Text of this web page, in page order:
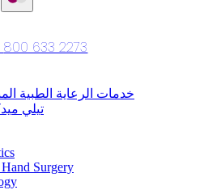
800 633 2273
خدمات الرعاية الطبية
تيلي
Surgery